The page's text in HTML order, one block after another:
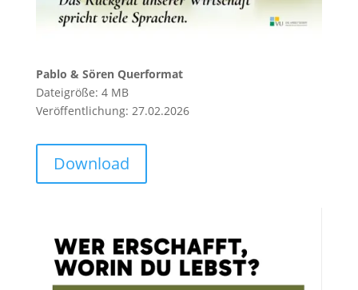
Pablo & Sören Querformat
Dateigröße: 4 MB
Veröffentlichung: 27.02.2026
Download